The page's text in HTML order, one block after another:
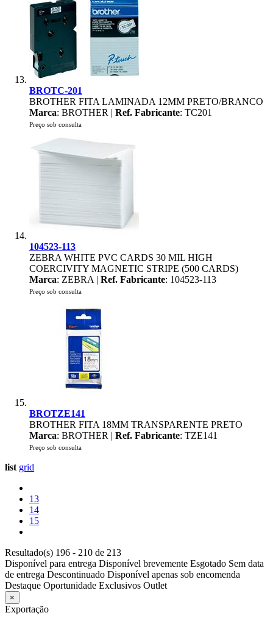
BROTC-201
BROTHER FITA LAMINADA 12MM PRETO/BRANCO
Marca: BROTHER | Ref. Fabricante: TC201
Preço sob consulta
104523-113
ZEBRA WHITE PVC CARDS 30 MIL HIGH
COERCIVITY MAGNETIC STRIPE (500 CARDS)
Marca: ZEBRA | Ref. Fabricante: 104523-113
Preço sob consulta
BROTZE141
BROTHER FITA 18MM TRANSPARENTE PRETO
Marca: BROTHER | Ref. Fabricante: TZE141
Preço sob consulta
list grid
13
14
15
Resultado(s) 196 - 210 de 213
Disponível para entrega Disponível brevemente Esgotado Sem data
de entrega Descontinuado Disponível apenas sob encomenda
Destaque Oportunidade Exclusivos Outlet
×
Exportação